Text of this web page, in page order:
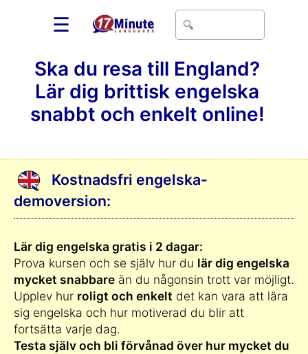
☰
Ska du resa till England?
Lär dig brittisk engelska
snabbt och enkelt online!
Kostnadsfri engelska-
demoversion:
Lär dig engelska gratis i 2 dagar:
Prova kursen och se själv hur du lär dig engelska
mycket snabbare än du någonsin trott var möjligt.
Upplev hur roligt och enkelt det kan vara att lära
sig engelska och hur motiverad du blir att
fortsätta varje dag.
Testa själv och bli förvånad över hur mycket du